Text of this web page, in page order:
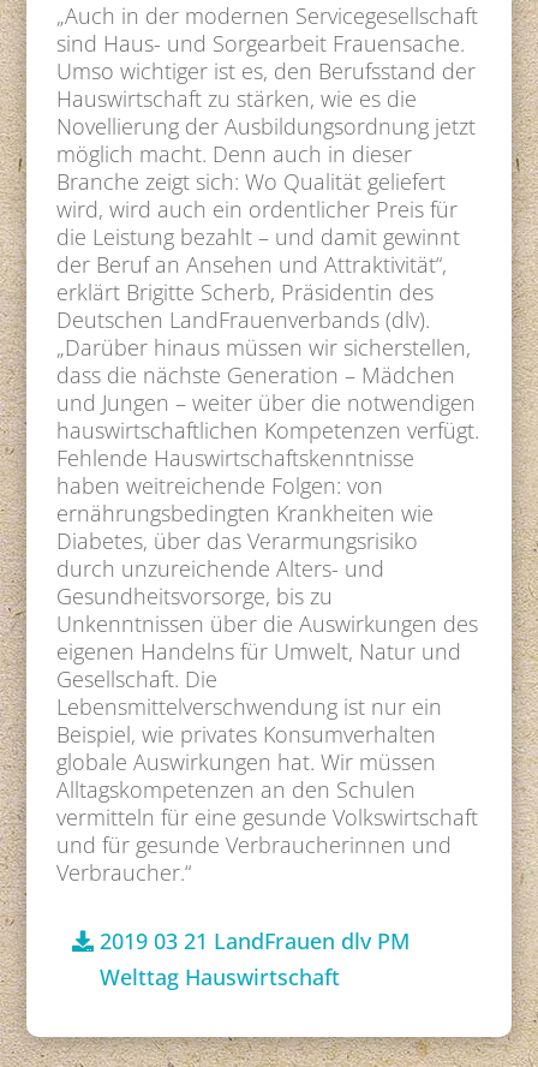
„Auch in der modernen Servicegesellschaft
sind Haus- und Sorgearbeit Frauensache.
Umso wichtiger ist es, den Berufsstand der
Hauswirtschaft zu stärken, wie es die
Novellierung der Ausbildungsordnung jetzt
möglich macht. Denn auch in dieser
Branche zeigt sich: Wo Qualität geliefert
wird, wird auch ein ordentlicher Preis für
die Leistung bezahlt – und damit gewinnt
der Beruf an Ansehen und Attraktivität“,
erklärt Brigitte Scherb, Präsidentin des
Deutschen LandFrauenverbands (dlv).
„Darüber hinaus müssen wir sicherstellen,
dass die nächste Generation – Mädchen
und Jungen – weiter über die notwendigen
hauswirtschaftlichen Kompetenzen verfügt.
Fehlende Hauswirtschaftskenntnisse
haben weitreichende Folgen: von
ernährungsbedingten Krankheiten wie
Diabetes, über das Verarmungsrisiko
durch unzureichende Alters- und
Gesundheitsvorsorge, bis zu
Unkenntnissen über die Auswirkungen des
eigenen Handelns für Umwelt, Natur und
Gesellschaft. Die
Lebensmittelverschwendung ist nur ein
Beispiel, wie privates Konsumverhalten
globale Auswirkungen hat. Wir müssen
Alltagskompetenzen an den Schulen
vermitteln für eine gesunde Volkswirtschaft
und für gesunde Verbraucherinnen und
Verbraucher.“
2019 03 21 LandFrauen dlv PM
Welttag Hauswirtschaft